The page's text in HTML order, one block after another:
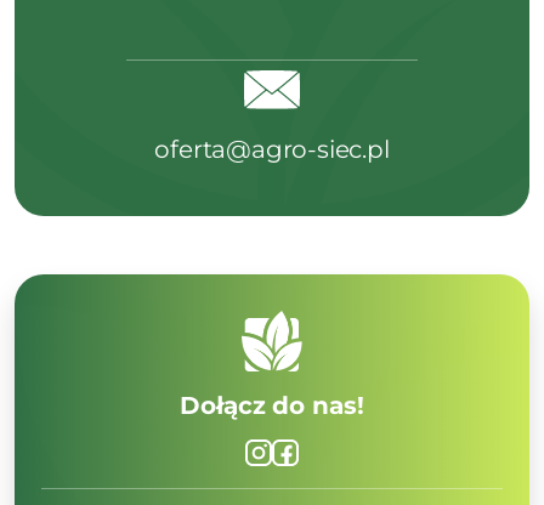
oferta@agro-siec.pl
Dołącz do nas!